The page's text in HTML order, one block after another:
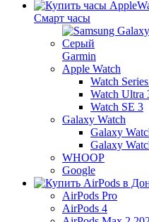
Смарт часы
Garmin
Apple Watch
Watch Series
Watch Ultra
Watch SE 3
Galaxy Watch
Galaxy
Galaxy
WHOOP
Google
AirPods Pro
AirPods 4